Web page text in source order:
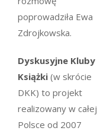
poprowadziła Ewa
Zdrojkowska.
Dyskusyjne Kluby
Książki (w skrócie
DKK) to projekt
realizowany w całej
Polsce od 2007